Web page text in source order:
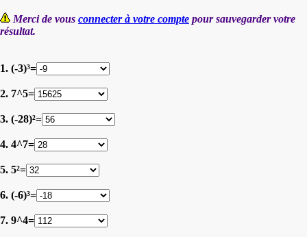
Merci de vous connecter à votre compte pour sauvegarder votre
résultat.
1. (-3)³=
2. 7^5=
3. (-28)²=
4. 4^7=
5. 5²=
6. (-6)³=
7. 9^4=